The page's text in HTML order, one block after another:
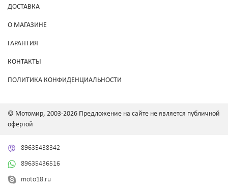
ДОСТАВКА
О МАГАЗИНЕ
ГАРАНТИЯ
КОНТАКТЫ
ПОЛИТИКА КОНФИДЕНЦИАЛЬНОСТИ
© Мотомир, 2003-2026 Предложение на сайте не является публичной
офертой
89635438342
89635436516
moto18.ru